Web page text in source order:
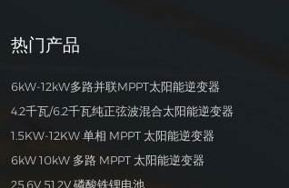
能力赞不绝口。
热门产品
6kW-12kW多路并联MPPT太阳能逆变器
4.2千瓦/6.2千瓦纯正弦波混合太阳能逆变器
1.5KW-12KW 单相 MPPT 太阳能逆变器
6kW 10kW 多路 MPPT 太阳能逆变器
25.6V 51.2V 磷酸铁锂电池